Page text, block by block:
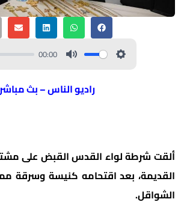
00:00
راديو الناس – بث مباشر
ألقت شرطة لواء القدس القبض على
القديمة، بعد اقتحامه كنيسة وسرقة
الشواقل.